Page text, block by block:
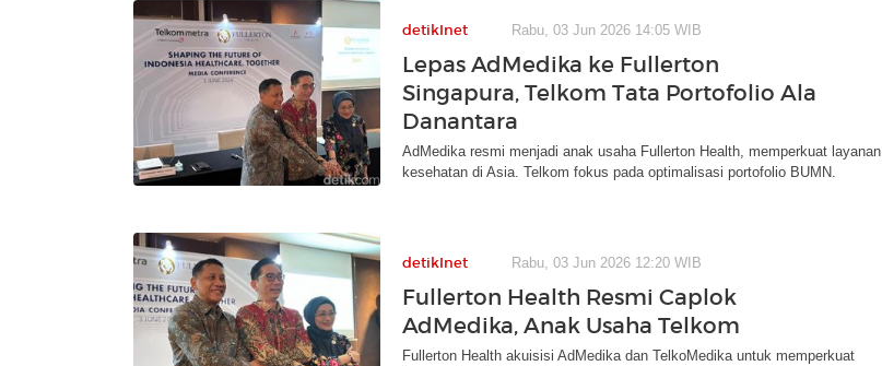
detikInet Rabu, 03 Jun 2026 14:05 WIB
Lepas AdMedika ke Fullerton
Singapura, Telkom Tata Portofolio Ala
Danantara
AdMedika resmi menjadi anak usaha Fullerton Health, memperkuat layanan
kesehatan di Asia. Telkom fokus pada optimalisasi portofolio BUMN.
detikInet Rabu, 03 Jun 2026 12:20 WIB
Fullerton Health Resmi Caplok
AdMedika, Anak Usaha Telkom
Fullerton Health akuisisi AdMedika dan TelkoMedika untuk memperkuat